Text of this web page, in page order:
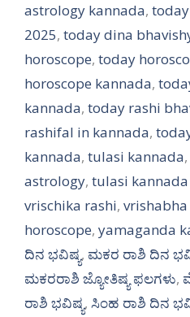
astrology kannada,
2025, today dina
horoscope, today
horoscope kannada,
kannada, today rashi
rashifal in kannada,
kannada, tulasi kannada,
astrology, tulasi
vrischika rashi,
horoscope, yamaganda
ದಿನ ಭವಿಷ್ಯ, ಮಕರ ರಾಶಿ ದಿನ
ಮಕರರಾಶಿ ಜ್ಯೋತಿಷ್ಯ ಫಲಗಳು,
ರಾಶಿ ಭವಿಷ್ಯ, ಸಿಂಹ ರಾಶಿ ದಿನ